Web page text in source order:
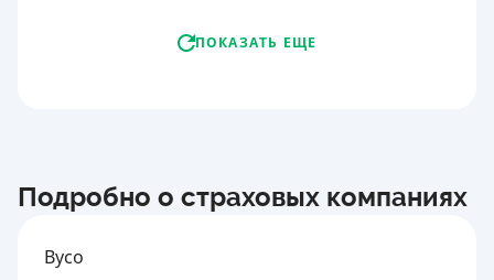
ПОКАЗАТЬ ЕЩЕ
Подробно о страховых компаниях
Вусо